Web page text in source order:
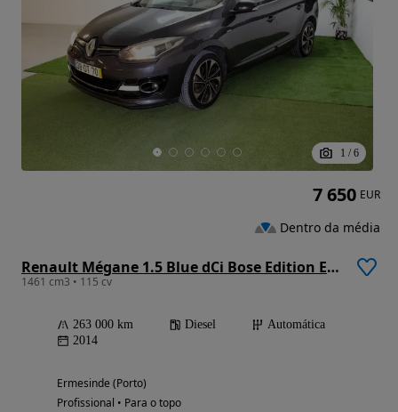
1 / 6
Renault Mégane 1.5 Blue dCi Bose Edition EDC
1461 cm3 • 115 cv
263 000 km Diesel
Automática
2014
Ermesinde (Porto)
Profissional • Para o topo
7 650 EUR
Dentro da média